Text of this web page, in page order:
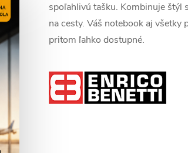
spoľahlivú tašku. Kombinuje štýl
na cesty. Váš notebook aj všetky
pritom ľahko dostupné.